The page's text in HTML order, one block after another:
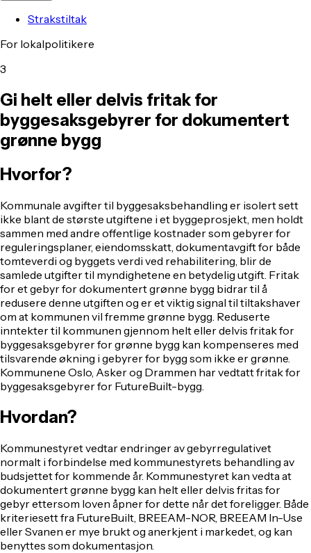
Strakstiltak
For lokalpolitikere
3
Gi helt eller delvis fritak for
byggesaksgebyrer for dokumentert
grønne bygg
Hvorfor?
Kommunale avgifter til byggesaksbehandling er isolert sett
ikke blant de største utgiftene i et byggeprosjekt, men holdt
sammen med andre offentlige kostnader som gebyrer for
reguleringsplaner, eiendomsskatt, dokumentavgift for både
tomteverdi og byggets verdi ved rehabilitering, blir de
samlede utgifter til myndighetene en betydelig utgift. Fritak
for et gebyr for dokumentert grønne bygg bidrar til å
redusere denne utgiften og er et viktig signal til tiltakshaver
om at kommunen vil fremme grønne bygg. Reduserte
inntekter til kommunen gjennom helt eller delvis fritak for
byggesaksgebyrer for grønne bygg kan kompenseres med
tilsvarende økning i gebyrer for bygg som ikke er grønne.
Kommunene Oslo, Asker og Drammen har vedtatt fritak for
byggesaksgebyrer for FutureBuilt-bygg.
Hvordan?
Kommunestyret vedtar endringer av gebyrregulativet
normalt i forbindelse med kommunestyrets behandling av
budsjettet for kommende år. Kommunestyret kan vedta at
dokumentert grønne bygg kan helt eller delvis fritas for
gebyr ettersom loven åpner for dette når det foreligger. Både
kriteriesett fra FutureBuilt, BREEAM-NOR, BREEAM In-Use
eller Svanen er mye brukt og anerkjent i markedet, og kan
benyttes som dokumentasjon.